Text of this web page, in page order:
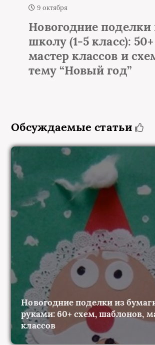
1 октября
Елка из мишуры и
гирлянды на стене
идей настенной
Обсуждаемые статьи
Новогодние поделки из
руками: 60+ схем, шаблонов,
классов